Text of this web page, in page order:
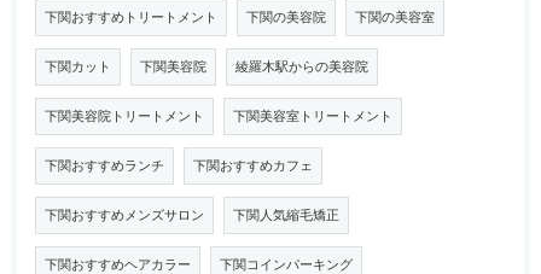
下関おすすめトリートメント 下関の美容院 下関の美容室
下関カット 下関美容院 綾羅木駅からの美容院
下関美容院トリートメント 下関美容室トリートメント
下関おすすめランチ 下関おすすめカフェ
下関おすすめメンズサロン 下関人気縮毛矯正
下関おすすめヘアカラー 下関コインパーキング